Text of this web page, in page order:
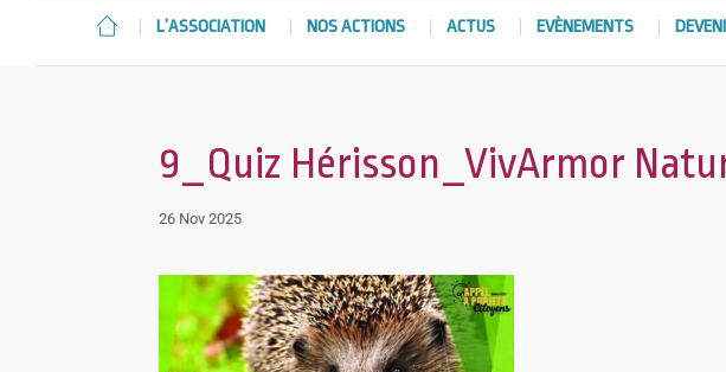
L’ASSOCIATION NOS ACTIONS ACTUS EVÈNEMENTS
9_Quiz Hérisson_VivArmor
26 Nov 2025